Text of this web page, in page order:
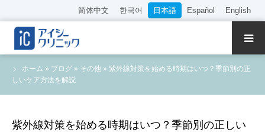
简体中文 한국어 日本語 Español English
ホーム » ブログ » その他 » 紫外線対策を始める時期はいつ？季節別の正
しいケア方法を解説
紫外線対策を始める時期はいつ？季節別の正しい
クリニック紹介
診療内容